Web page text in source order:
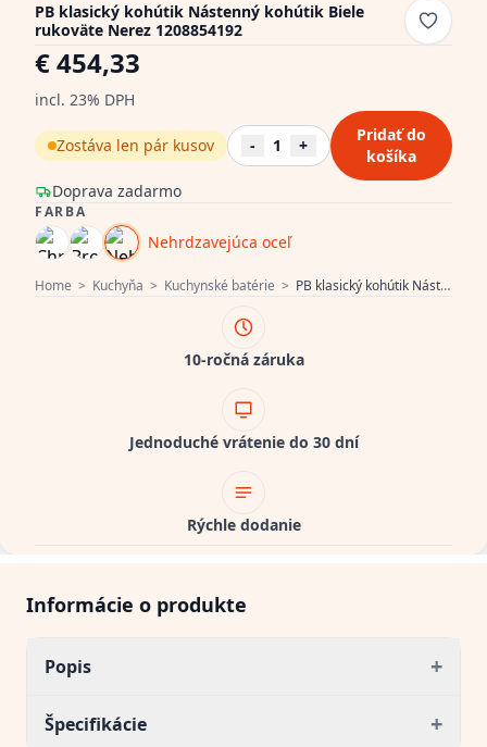
Home > Kuchyňa > Kuchynské batérie > PB klasický kohútik Nástenný kohútik Biele rukoväte Nerez 1208854192
PB klasický kohútik Nástenný kohútik Biele
rukoväte Nerez 1208854192
€ 454,33
incl. 23% DPH
Doprava zadarmo
Zostáva len pár kusov - 1 +
Pridať do
košíka
FARBA
Nehrdzavejúca oceľ
10-ročná záruka
Jednoduché vrátenie do 30 dní
Rýchle dodanie
Informácie o produkte
Popis +
Špecifikácie +